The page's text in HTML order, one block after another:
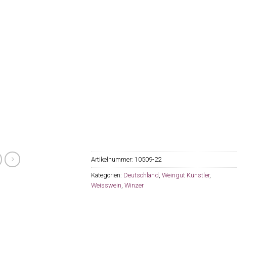
Artikelnummer:10509-22
Kategorien: Deutschland,Weingut Künstler,
Weisswein,Winzer